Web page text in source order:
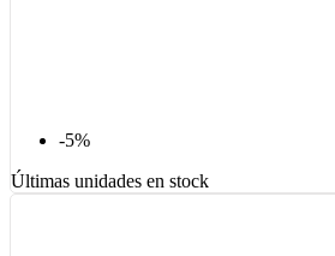
-5%
Últimas unidades en stock